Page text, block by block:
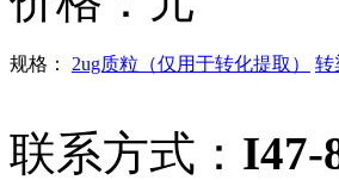
规格： 2ug质粒（仅用于转化提取） 转
联系方式： I47-